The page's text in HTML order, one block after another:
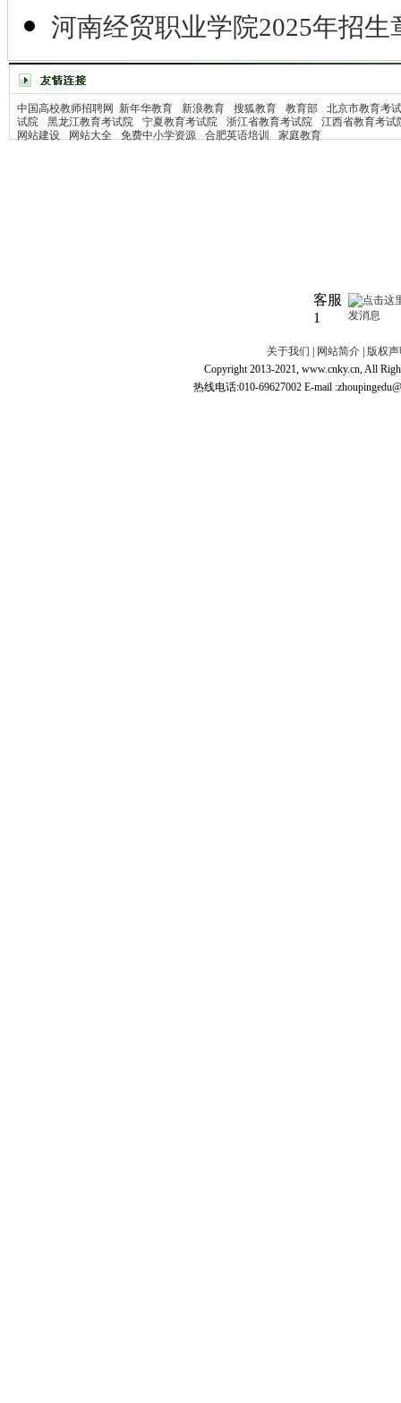
河南经贸职业学院2025年招生
中国高校教师招聘网 新年华教育 新浪教育 搜狐教育 教育部
北京市教育考
试院
黑龙江教育考试院 宁夏教育考试院 浙江省教育考试院
江西省教育考试
网站建设
网站大全 免费中小学资源 合肥英语培训 家庭教育
客服
1
关于我们 | 网站简介 | 版权
Copyright 2013-2021, www.cnky.cn, All
热线电话:010-69627002 E-mail